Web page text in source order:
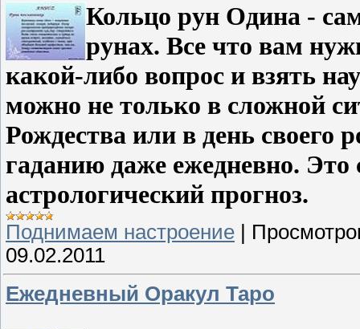
Кольцо рун Одина -
рунах. Все что вам
какой-либо вопрос и взять
можно не только в сложной
Рождества или в день
гаданию даже ежедневно. Это
астрологический прогноз.
Поднимаем настроение
09.02.2011
Ежедневный Оракул Таро